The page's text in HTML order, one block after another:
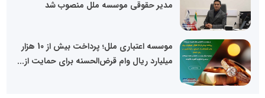
مدیر حقوقی موسسه ملل منصوب شد
موسسه اعتباری ملل؛ پرداخت بیش از 10 هزار
میلیارد ریال وام قرض‌الحسنه برای حمایت از...